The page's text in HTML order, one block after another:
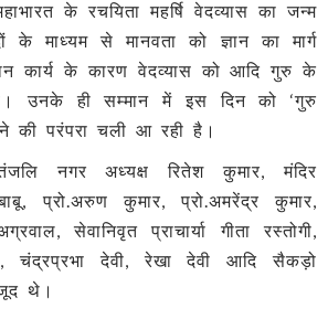
के रचयिता महर्षि वेदव्यास का जन्म
के माध्यम से मानवता को ज्ञान का मार्ग
कार्य के कारण वेदव्यास को आदि गुरु के
उनके ही सम्मान में इस दिन को ‘गुरु
की परंपरा चली आ रही है।
नगर अध्यक्ष रितेश कुमार, मंदिर
प्रो.अरुण कुमार, प्रो.अमरेंद्र कुमार,
सेवानिवृत प्राचार्या गीता रस्तोगी,
चंद्रप्रभा देवी, रेखा देवी आदि सैकड़ो
थे।